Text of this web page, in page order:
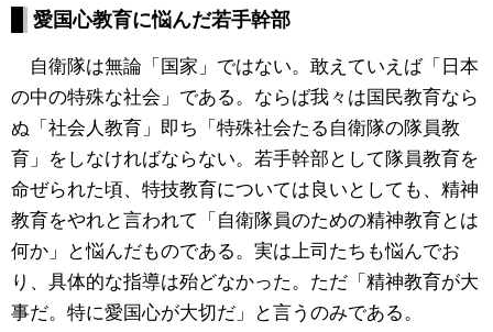
愛国心教育に悩んだ若手幹部
自衛隊は無論「国家」ではない。敢えていえば「日本
の中の特殊な社会」である。ならば我々は国民教育なら
ぬ「社会人教育」即ち「特殊社会たる自衛隊の隊員教
育」をしなければならない。若手幹部として隊員教育を
命ぜられた頃、特技教育については良いとしても、精神
教育をやれと言われて「自衛隊員のための精神教育とは
何か」と悩んだものである。実は上司たちも悩んでお
り、具体的な指導は殆どなかった。ただ「精神教育が大
事だ。特に愛国心が大切だ」と言うのみである。